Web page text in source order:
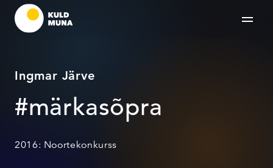
Ingmar Järve
#märkasõpra
2016: Noortekonkurss